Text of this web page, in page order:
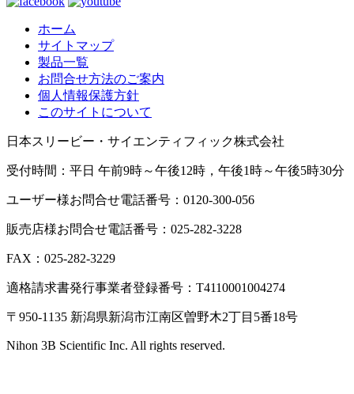
ホーム
サイトマップ
製品一覧
お問合せ方法のご案内
個人情報保護方針
このサイトについて
日本スリービー・サイエンティフィック株式会社
受付時間：平日 午前9時～午後12時，午後1時～午後5時30分
ユーザー様お問合せ電話番号：0120-300-056
販売店様お問合せ電話番号：025-282-3228
FAX：025-282-3229
適格請求書発行事業者登録番号：T4110001004274
〒950-1135 新潟県新潟市江南区曽野木2丁目5番18号
Nihon 3B Scientific Inc. All rights reserved.